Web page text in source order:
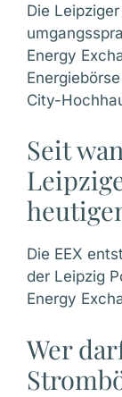
Die
Energy
City-
Seit
Die EEX
der Leipzig
Energy
Wer